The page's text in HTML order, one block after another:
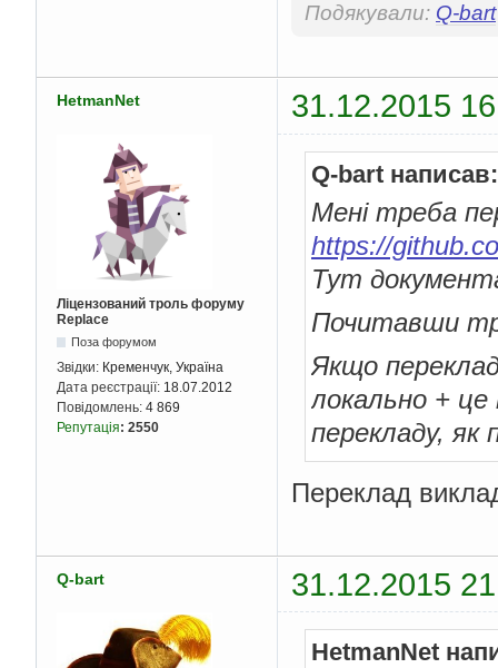
Подякували: Q-bart
HetmanNet 31.12.2015
Ліцензований троль форуму
Replace
Поза форумом
Звідки: Кременчук, Україна
Дата реєстрації: 18.07.2012
Повідомлень: 4 869
Репутація: 2550
Q-bart написав:
Мені треба
https://
Тут
Почитавши
Якщо
локально + це
перекладу, як
Переклад
Q-bart 31.12.2015
HetmanNet